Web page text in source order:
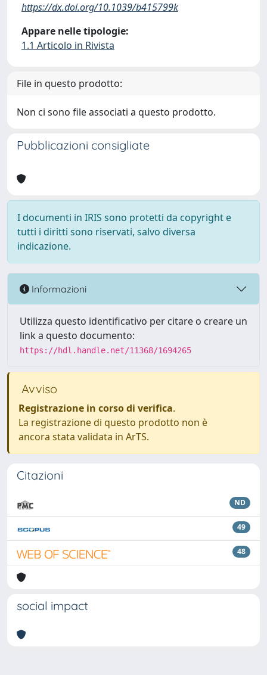
https://dx.doi.org/10.1039/b415799k
Appare nelle tipologie:
1.1 Articolo in Rivista
File in questo prodotto:
Non ci sono file associati a questo prodotto.
Pubblicazioni consigliate
I documenti in IRIS sono protetti da copyright e
tutti i diritti sono riservati, salvo diversa
indicazione.
Informazioni
Utilizza questo identificativo per citare o creare un
link a questo documento:
https://hdl.handle.net/11368/1694265
Avviso
Registrazione in corso di verifica.
La registrazione di questo prodotto non è
ancora stata validata in ArTS.
Citazioni
ND
49
48
social impact